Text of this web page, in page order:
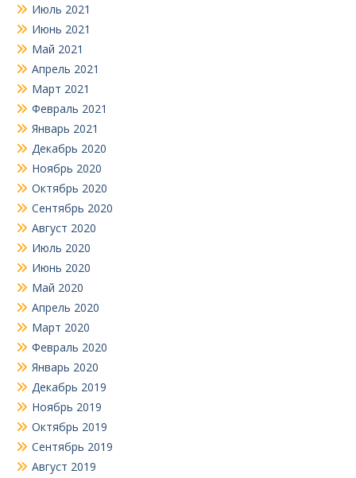
Июль 2021
Июнь 2021
Май 2021
Апрель 2021
Март 2021
Февраль 2021
Январь 2021
Декабрь 2020
Ноябрь 2020
Октябрь 2020
Сентябрь 2020
Август 2020
Июль 2020
Июнь 2020
Май 2020
Апрель 2020
Март 2020
Февраль 2020
Январь 2020
Декабрь 2019
Ноябрь 2019
Октябрь 2019
Сентябрь 2019
Август 2019